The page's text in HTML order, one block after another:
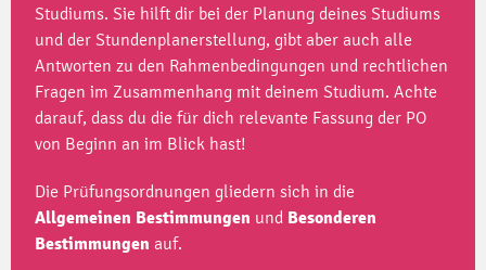
Studiums. Sie hilft dir bei der Planung deines Studiums
und der Stundenplanerstellung, gibt aber auch alle
Antworten zu den Rahmenbedingungen und rechtlichen
Fragen im Zusammenhang mit deinem Studium. Achte
darauf, dass du die für dich relevante Fassung der PO
von Beginn an im Blick hast!
Die Prüfungsordnungen gliedern sich in die
Allgemeinen Bestimmungen und Besonderen
Bestimmungen auf.